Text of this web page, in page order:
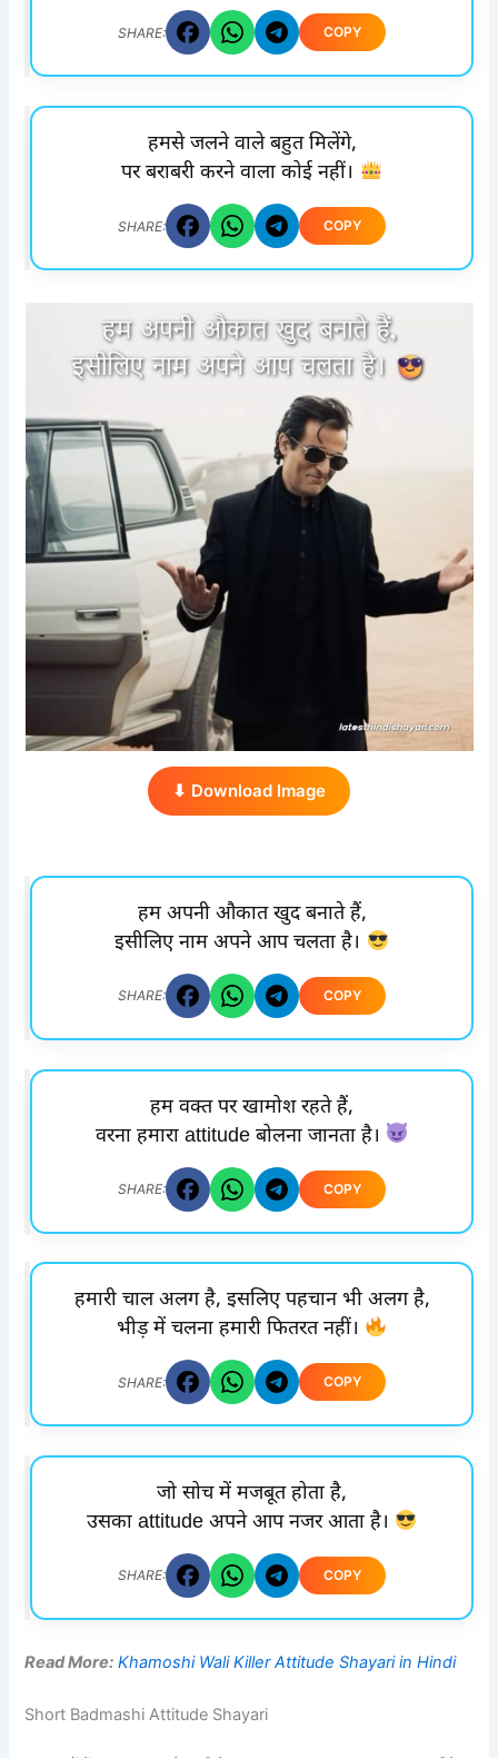
SHARE: COPY
हमसे जलने वाले बहुत मिलेंगे,
पर बराबरी करने वाला कोई नहीं।
SHARE: COPY
⬇ Download Image
हम अपनी औकात खुद बनाते हैं,
इसीलिए नाम अपने आप चलता है।
SHARE: COPY
हम वक्त पर खामोश रहते हैं,
वरना हमारा attitude बोलना जानता है।
SHARE: COPY
हमारी चाल अलग है, इसलिए पहचान भी अलग है,
भीड़ में चलना हमारी फितरत नहीं।
SHARE: COPY
जो सोच में मजबूत होता है,
उसका attitude अपने आप नजर आता है।
SHARE: COPY
Read More: Khamoshi Wali Killer Attitude Shayari in Hindi
Short Badmashi Attitude Shayari